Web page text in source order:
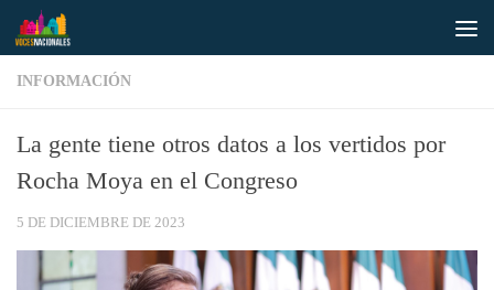
Saltar al contenido
INFORMACIÓN
La gente tiene otros datos a los vertidos por
Rocha Moya en el Congreso
5 DE DICIEMBRE DE 2023